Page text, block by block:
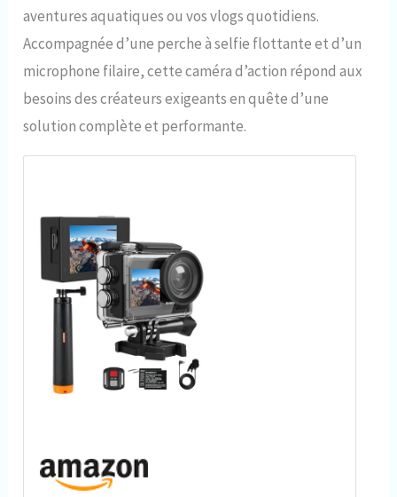
aventures aquatiques ou vos vlogs quotidiens.
Accompagnée d’une perche à selfie flottante et d’un
microphone filaire, cette caméra d’action répond aux
besoins des créateurs exigeants en quête d’une
solution complète et performante.